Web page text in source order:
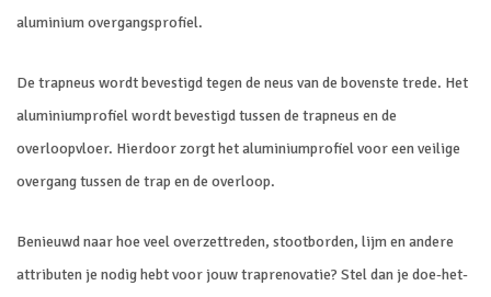
aluminium overgangsprofiel.
De trapneus wordt bevestigd tegen de neus van de bovenste trede. Het
aluminiumprofiel wordt bevestigd tussen de trapneus en de
overloopvloer. Hierdoor zorgt het aluminiumprofiel voor een veilige
overgang tussen de trap en de overloop.
Benieuwd naar hoe veel overzettreden, stootborden, lijm en andere
attributen je nodig hebt voor jouw traprenovatie? Stel dan je doe-het-